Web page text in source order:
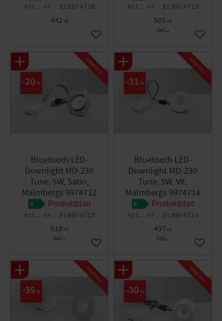
EL9974738
442 KR
Lägg till i favoriter
EL9974713
505 KR
647KR
Lägg
Bluetooth LED-
Downlight MD-230
Tune, 5W, Satin,
Malmbergs 9974712
Produktblad
EL9974712
518 KR
647KR
20 %
KAMPANJ!
Lägg till i favoriter
Bluetooth LED-
Downlight MD-230
Tune, 5W, Vit,
Malmbergs 9974714
Produktblad
EL9974714
437 KR
633KR
31 %
KAMPANJ!
Lägg
35 %
KAMPANJ!
30 %
KAMPANJ!